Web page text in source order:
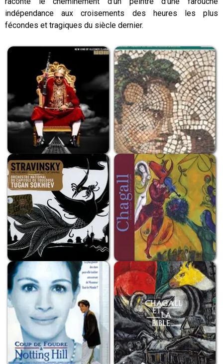
indépendance aux croisements des heures les plus
fécondes et tragiques du siècle dernier.